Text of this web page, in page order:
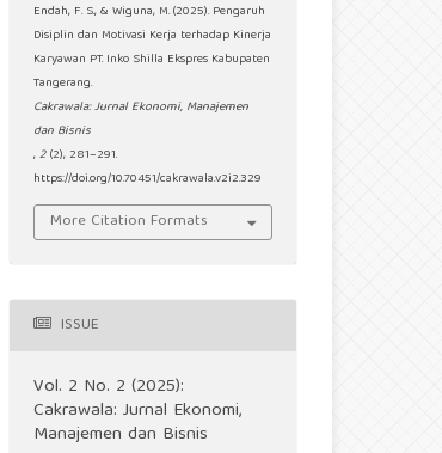
Endah, F. S., & Wiguna, M. (2025). Pengaruh
Disiplin dan Motivasi Kerja terhadap Kinerja
Karyawan PT. Inko Shilla Ekspres Kabupaten
Tangerang.
Cakrawala: Jurnal Ekonomi, Manajemen
dan Bisnis
,2 (2), 281–291.
https://doi.org/10.70451/cakrawala.v2i2.329
More Citation Formats
ISSUE
Vol. 2 No. 2 (2025):
Cakrawala: Jurnal Ekonomi,
Manajemen dan Bisnis